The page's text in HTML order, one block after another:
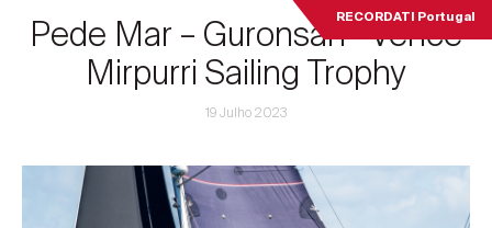
RECORDATI Portugal
Pede Mar – Guronsan®Vence
Mirpurri Sailing Trophy
19 Julho 2023